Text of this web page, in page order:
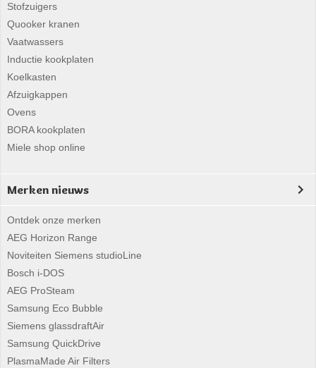
Stofzuigers
Quooker kranen
Vaatwassers
Inductie kookplaten
Koelkasten
Afzuigkappen
Ovens
BORA kookplaten
Miele shop online
Merken nieuws
Ontdek onze merken
AEG Horizon Range
Noviteiten Siemens studioLine
Bosch i-DOS
AEG ProSteam
Samsung Eco Bubble
Siemens glassdraftAir
Samsung QuickDrive
PlasmaMade Air Filters